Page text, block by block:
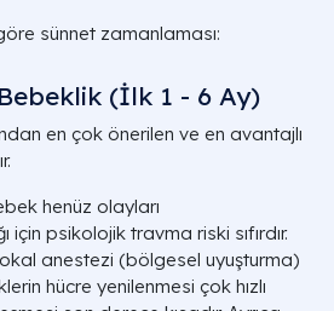
sünnet zamanlaması:
(İlk 1 - 6 Ay)
en çok önerilen ve en avantajlı
henüz olayları
için psikolojik travma riski sıfırdır.
anestezi (bölgesel uyuşturma)
hücre yenilenmesi çok hızlı